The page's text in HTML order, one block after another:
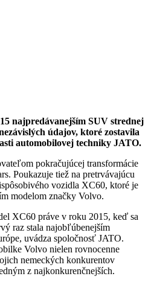
najpredávanejším SUV strednej
údajov, ktoré zostavila
automobilovej techniky JATO.
pokračujúcej transformácie
Poukazuje tiež na pretrvávajúcu
vozidla XC60, ktoré je
modelom značky Volvo.
XC60 práve v roku 2015, keď sa
raz stala najobľúbenejším
uvádza spoločnosť JATO.
Volvo nielen rovnocenne
nemeckých konkurentov
z najkonkurenčnejších.